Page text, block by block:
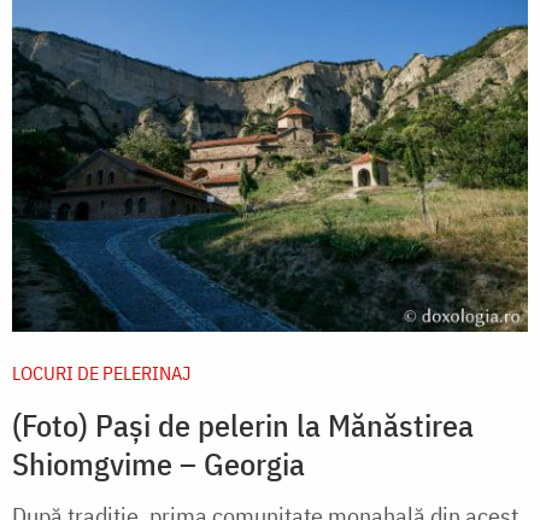
LOCURI DE PELERINAJ
(Foto) Pași de pelerin la Mănăstirea
Shiomgvime – Georgia